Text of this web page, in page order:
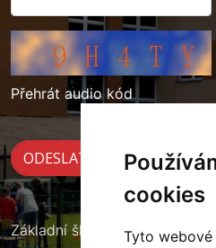
cookies
Tyto
Přehrát audio kód
Základní škola Cerekvice nad